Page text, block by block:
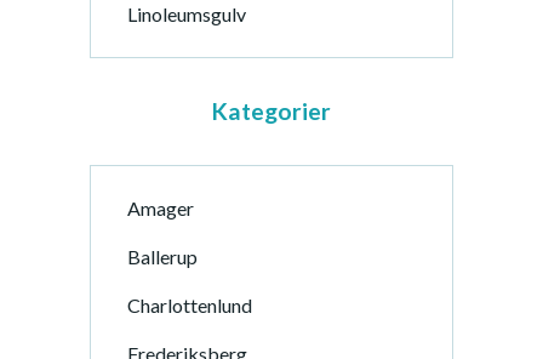
Linoleumsgulv
Kategorier
Amager
Ballerup
Charlottenlund
Frederiksberg